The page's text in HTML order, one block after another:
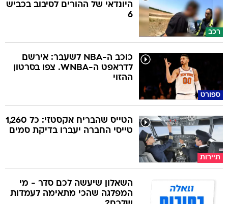
רכב
היונדאי של ההורים לסיבוב בכביש
6
ספורט
כוכב ה-NBA לשעבר: אירשם
לדראפט ה-WNBA. צפו בסרטון
ההזוי
תיירות
הטייס שהבריח אקסטזי: כל 1,260
טייסי החברה יעברו בדיקת סמים
השאלון שיעשה לכם סדר - מי
המפלגה שהכי מתאימה לעמדות